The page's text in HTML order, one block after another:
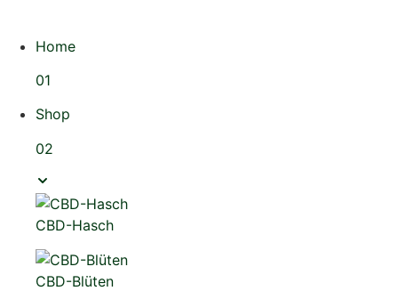
Home
01
Shop
02
CBD-Hasch
CBD-Blüten